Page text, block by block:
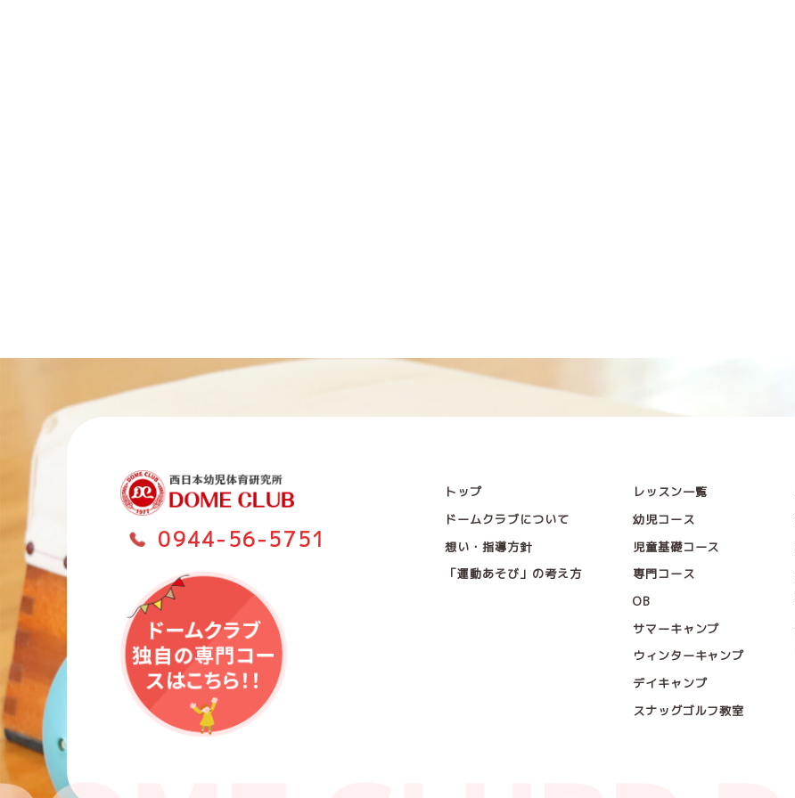
0944-56-5751
トップ
ドームクラブについて
想い・指導方針
「運動あそび」の考え方
レッスン一覧
幼児コース
児童基礎コース
専門コース
OB
サマーキャンプ
ウィンターキャンプ
デイキャンプ
スナッグゴルフ教室